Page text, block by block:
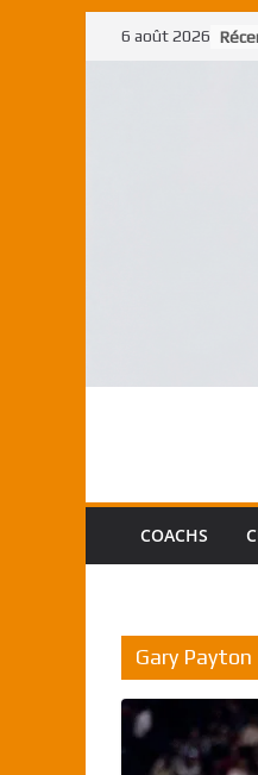
Passer6 août 2026
COACHS
Gary Payton